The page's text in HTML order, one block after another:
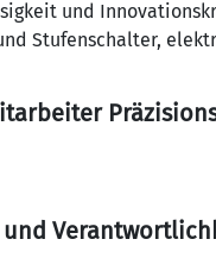
und
Stufenschalter,
und